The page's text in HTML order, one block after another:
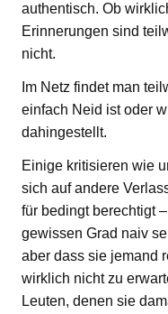
authentisch. Ob
Erinnerungen sind
nicht.
Im Netz findet man
einfach Neid ist oder
dahingestellt.
Einige kritisieren wie
sich auf andere
für bedingt berechtigt
gewissen Grad naiv
aber dass sie jemand
wirklich nicht zu
Leuten, denen sie